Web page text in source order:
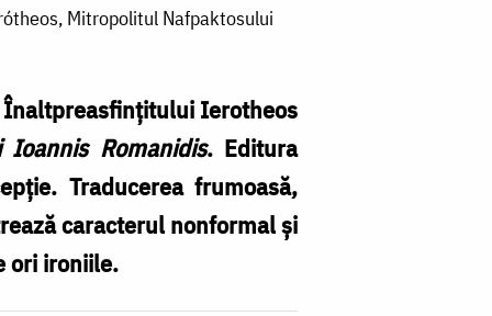
Mitropolitul Nafpaktosului
Ierotheos
Romanidis. Editura
Traducerea frumoasă,
caracterul nonformal și
ori ironiile.